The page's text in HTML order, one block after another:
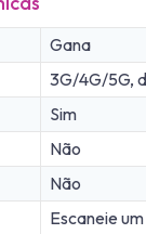
Gana
3G/4G/5G,
Sim
Não
Não
Escaneie